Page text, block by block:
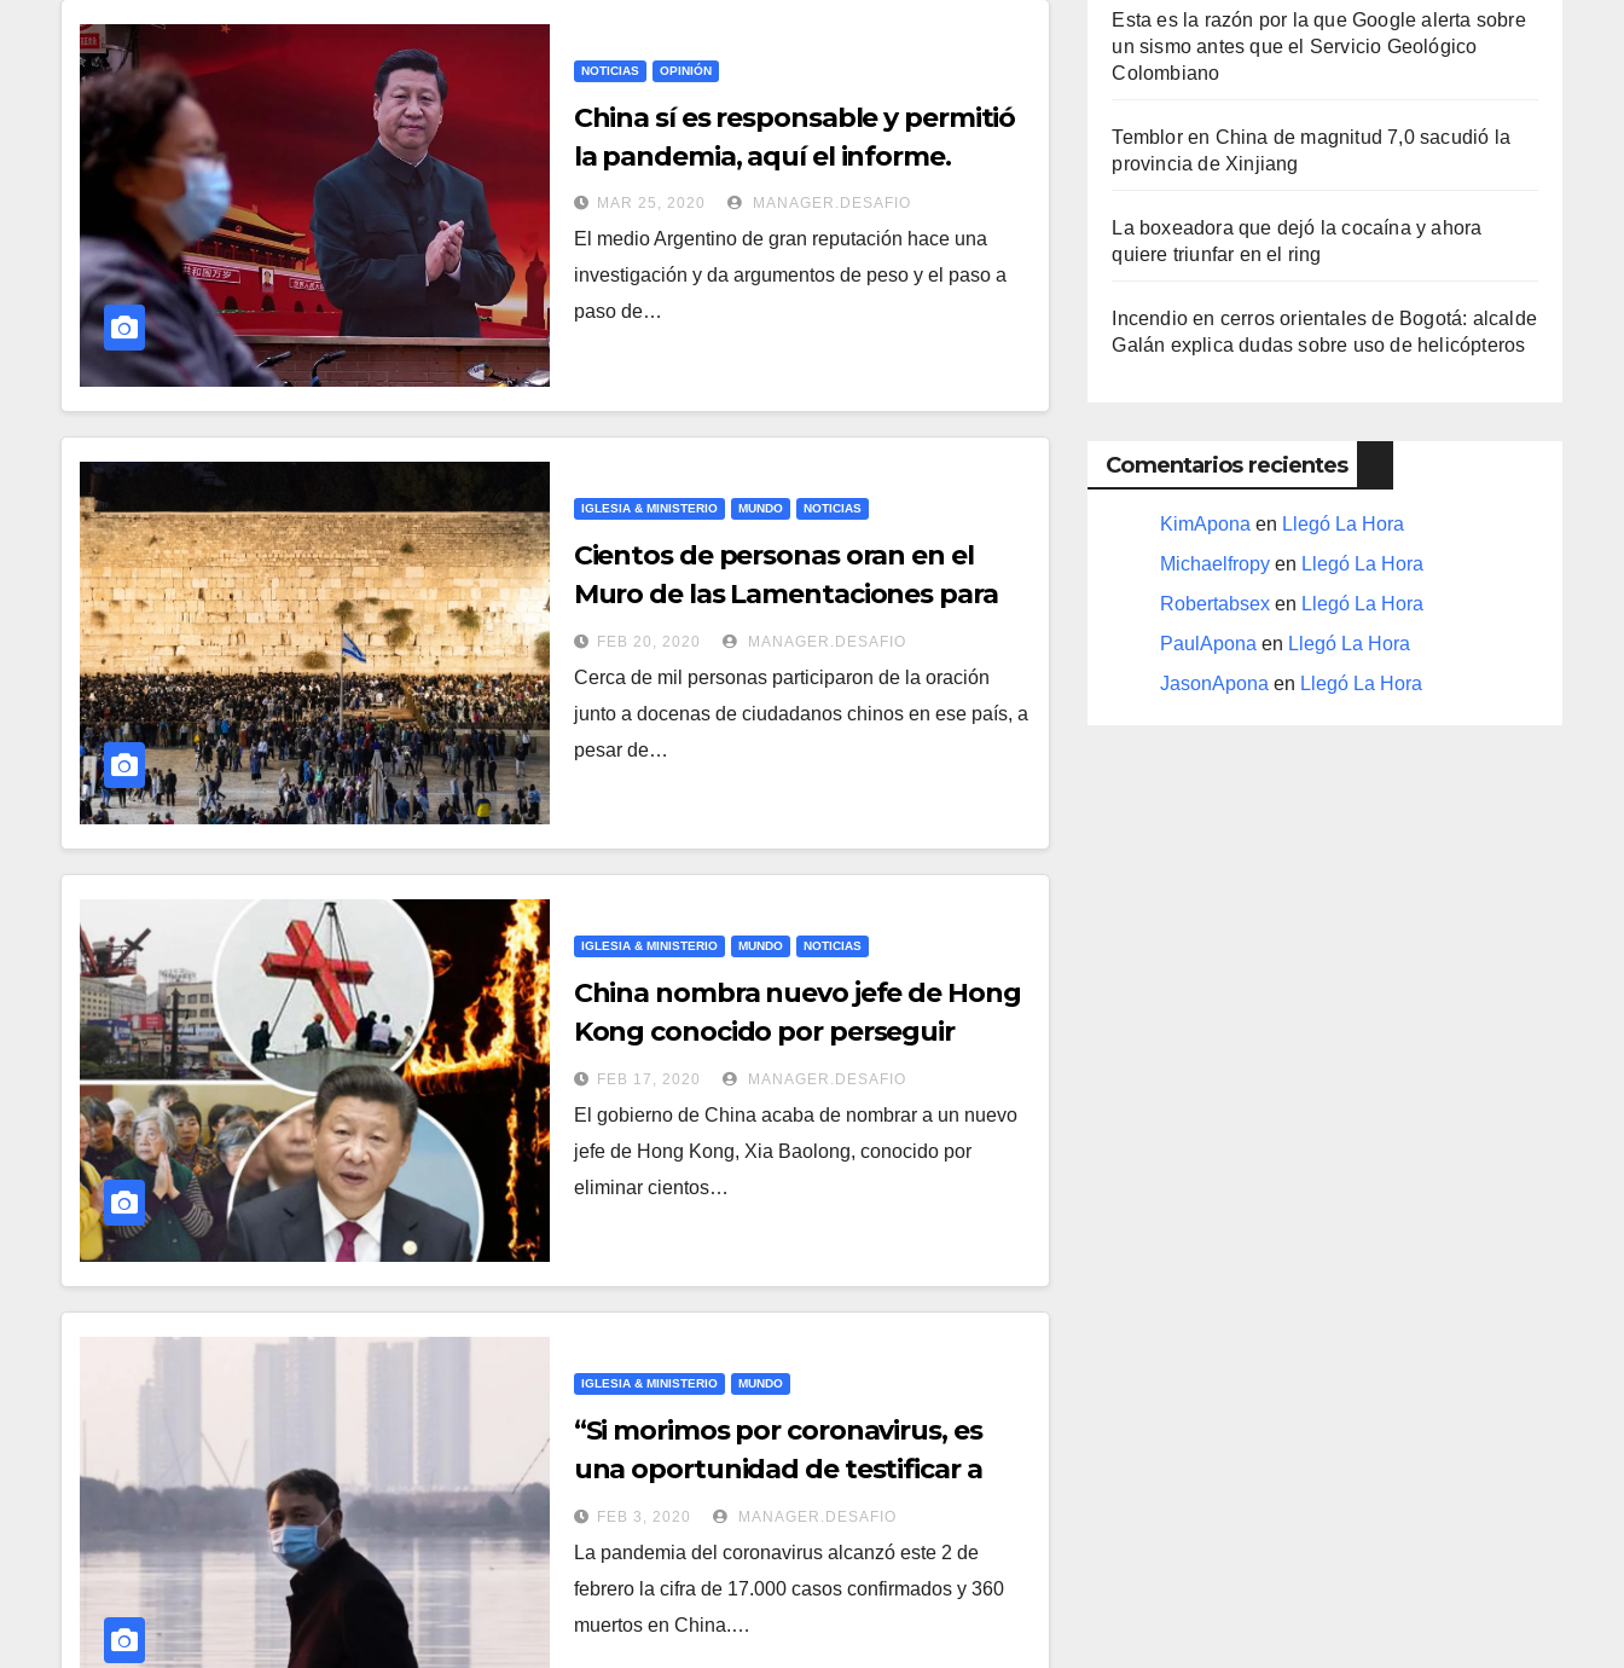
NOTICIAS OPINIÓN
China sí es responsable y permitió
la pandemia, aquí el informe.
MAR 25, 2020 MANAGER.DESAFIO
El medio Argentino de gran reputación hace una
investigación y da argumentos de peso y el paso a
paso de…
IGLESIA & MINISTERIO MUNDO NOTICIAS
Cientos de personas oran en el
Muro de las Lamentaciones para
que acabe coronavirus
FEB 20, 2020 MANAGER.DESAFIO
Cerca de mil personas participaron de la oración
junto a docenas de ciudadanos chinos en ese país, a
pesar de…
IGLESIA & MINISTERIO MUNDO NOTICIAS
China nombra nuevo jefe de Hong
Kong conocido por perseguir
cristianos
FEB 17, 2020 MANAGER.DESAFIO
El gobierno de China acaba de nombrar a un nuevo
jefe de Hong Kong, Xia Baolong, conocido por
eliminar cientos…
IGLESIA & MINISTERIO MUNDO
“Si morimos por coronavirus, es
una oportunidad de testificar a
Cristo”, pastor chino desde
epicentro de la enfermedad
FEB 3, 2020 MANAGER.DESAFIO
La pandemia del coronavirus alcanzó este 2 de
febrero la cifra de 17.000 casos confirmados y 360
muertos en China.…
Esta es la razón por la que Google alerta sobre
un sismo antes que el Servicio Geológico
Colombiano
Temblor en China de magnitud 7,0 sacudió la
provincia de Xinjiang
La boxeadora que dejó la cocaína y ahora
quiere triunfar en el ring​
Incendio en cerros orientales de Bogotá: alcalde
Galán explica dudas sobre uso de helicópteros
Comentarios recientes
KimApona en Llegó La Hora
Michaelfropy en Llegó La Hora
Robertabsex en Llegó La Hora
PaulApona en Llegó La Hora
JasonApona en Llegó La Hora